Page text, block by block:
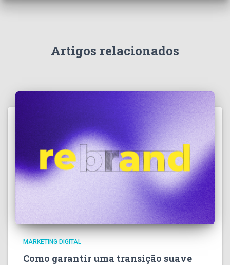
Artigos relacionados
MARKETING DIGITAL
Como garantir uma transição suave